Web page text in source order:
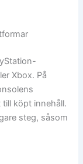
Xbox. På
köpt innehåll.
steg, såsom